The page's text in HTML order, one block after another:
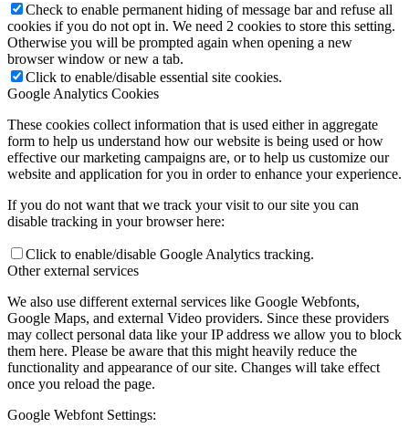
Check to enable permanent hiding of message bar and refuse all
cookies if you do not opt in. We need 2 cookies to store this setting.
Otherwise you will be prompted again when opening a new
browser window or new a tab.
Click to enable/disable essential site cookies.
Google Analytics Cookies
These cookies collect information that is used either in aggregate
form to help us understand how our website is being used or how
effective our marketing campaigns are, or to help us customize our
website and application for you in order to enhance your experience.
If you do not want that we track your visit to our site you can
disable tracking in your browser here:
Click to enable/disable Google Analytics tracking.
Other external services
We also use different external services like Google Webfonts,
Google Maps, and external Video providers. Since these providers
may collect personal data like your IP address we allow you to block
them here. Please be aware that this might heavily reduce the
functionality and appearance of our site. Changes will take effect
once you reload the page.
Google Webfont Settings: